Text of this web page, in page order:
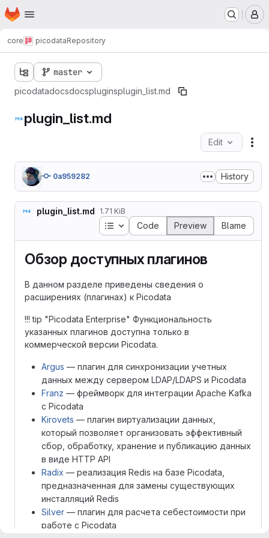
Skip to main content
Homepage
core picodataRepository
master
picodatadocsdocspluginsplugin_list.md
plugin_list.md
Edit
0a959282 History
plugin_list.md 1.71 KiB
Table of contents
Code Preview Blame
Обзор доступных плагинов
В данном разделе приведены сведения о
расширениях (плагинах) к Picodata
!!! tip "Picodata Enterprise" Функциональность
указанных плагинов доступна только в
коммерческой версии Picodata.
Argus — плагин для синхронизации учетных
данных между сервером LDAP/LDAPS и Picodata
Franz — фреймворк для интеграции Apache Kafka
с Picodata
Kirovets — плагин виртуализации данных,
который позволяет организовать эффективный
сбор, обработку, хранение и публикацию данных
в виде HTTP API
Radix — реализация Redis на базе Picodata,
предназначенная для замены существующих
инсталляций Redis
Silver — плагин для расчета себестоимости при
работе с Picodata